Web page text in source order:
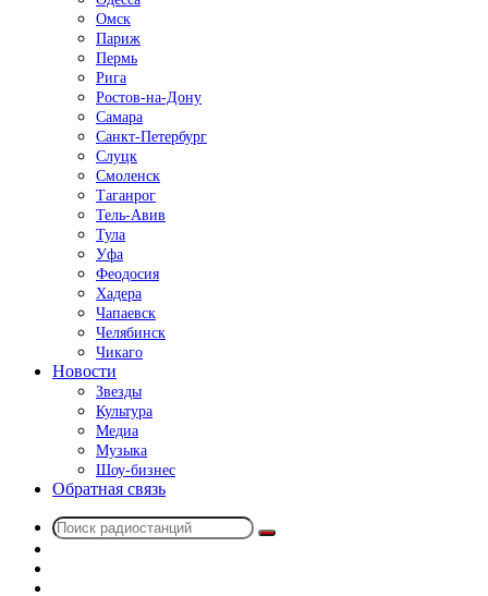
Омск
Париж
Пермь
Рига
Ростов-на-Дону
Самара
Санкт-Петербург
Слуцк
Смоленск
Таганрог
Тель-Авив
Тула
Уфа
Феодосия
Хадера
Чапаевск
Челябинск
Чикаго
Новости
Звезды
Культура
Медиа
Музыка
Шоу-бизнес
Обратная связь
Поиск